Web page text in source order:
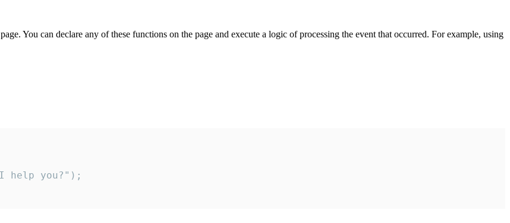
You can declare any of these functions on the page and execute a logic of processing the event that occurred. For example, using
help you?");